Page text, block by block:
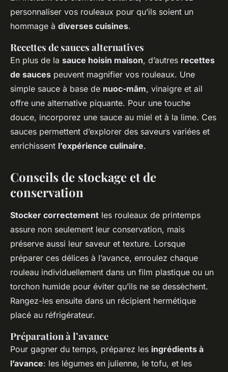
personnaliser vos rouleaux pour qu’ils soient un
hommage à diverses cuisines.
Recettes de sauces alternatives
En plus de la sauce hoisin maison, d’autres recettes
de sauces peuvent magnifier vos rouleaux. Une
simple sauce à base de nuoc-mâm, vinaigre et ail
offre une alternative piquante. Pour une touche
douce, incorporez une sauce au miel et à la lime. Ces
sauces permettent d’explorer des saveurs variées et
enrichissent l’expérience culinaire.
Conseils de stockage et de
conservation
Stocker correctement les rouleaux de printemps
assure non seulement leur conservation, mais
préserve aussi leur saveur et texture. Lorsque
préparer ces délices à l’avance, enroulez chaque
rouleau individuellement dans un film plastique ou un
torchon humide pour éviter qu’ils ne se dessèchent.
Rangez-les ensuite dans un récipient hermétique
placé au réfrigérateur.
Préparation à l’avance
Pour gagner du temps, préparez les ingrédients à
l’avance: les légumes en julienne, le tofu, et les